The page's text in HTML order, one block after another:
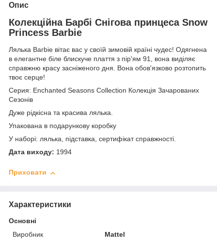
Опис
Колекційна Барбі Снігова принцеса Snow
Princess Barbie
Лялька Barbie вітає вас у своїй зимовій країні чудес! Одягнена
в елегантне біле блискуче плаття з пір'ям 91, вона виділяє
справжню красу засніженого дня. Вона обов'язково розтопить
твоє серце!
Серия: Enchanted Seasons Collection Колекція Зачарованих
Сезонів
Дуже рідкісна та красива лялька.
Упакована в подарункову коробку
У наборі: лялька, підставка, сертифікат справжності.
Дата виходу: 1994
Приховати
Характеристики
Основні
Виробник
Mattel